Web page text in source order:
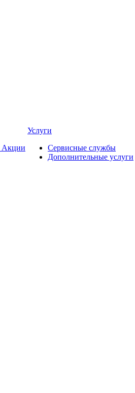
Акции
Услуги
Сервисные службы
Дополнительные услуги